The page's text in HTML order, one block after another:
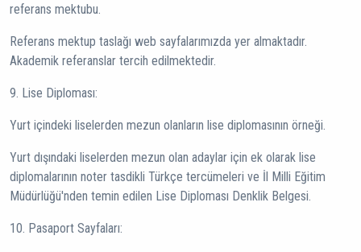
referans mektubu.
Referans mektup taslağı web sayfalarımızda yer almaktadır.
Akademik referanslar tercih edilmektedir.
9. Lise Diploması:
Yurt içindeki liselerden mezun olanların lise diplomasının örneği.
Yurt dışındaki liselerden mezun olan adaylar için ek olarak lise
diplomalarının noter tasdikli Türkçe tercümeleri ve İl Milli Eğitim
Müdürlüğü'nden temin edilen Lise Diploması Denklik Belgesi.
10. Pasaport Sayfaları: